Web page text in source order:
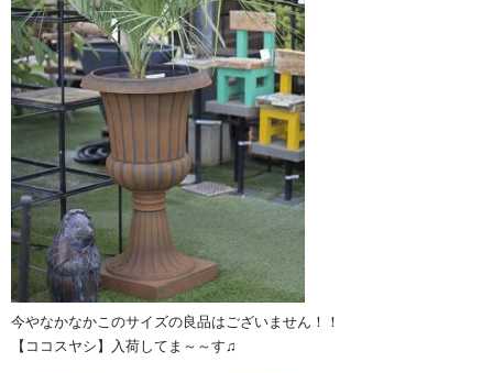
今やなかなかこのサイズの良品はございません！！
【ココスヤシ】入荷してま～～す♫